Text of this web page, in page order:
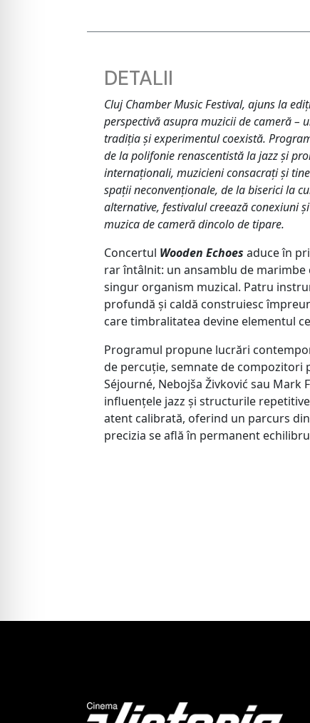
DETALII
Cluj Chamber Music Festival, ajuns la
perspectivă asupra muzicii de cameră –
tradiția și experimentul coexistă.
de la polifonie renascentistă la jazz și
internaționali, muzicieni consacrați și
spații neconvenționale, de la biserici la
alternative, festivalul creează conexiuni
muzica de cameră dincolo de tipare.
Concertul Wooden Echoes aduce în
rar întâlnit: un ansamblu de marimbe
singur organism muzical. Patru
profundă și caldă construiesc
care timbralitatea devine elementul
Programul propune lucrări
de percuție, semnate de compozitori
Séjourné, Nebojša Živković sau Mark
influențele jazz și structurile
atent calibrată, oferind un parcurs
precizia se află în permanent